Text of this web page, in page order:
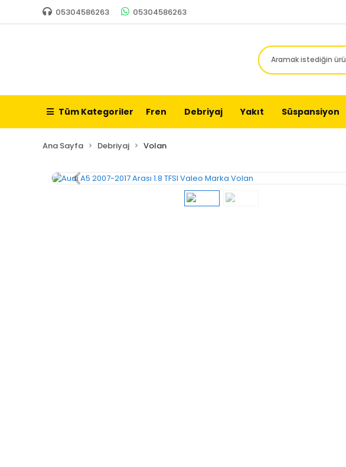
05304586263 05304586263
Tüm Kategoriler Fren Debriyaj Yakıt Süspansiyon
Ana Sayfa Debriyaj Volan